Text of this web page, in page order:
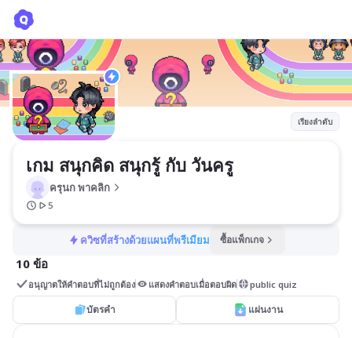
เรียงลำดับ
เกม สนุกคิด สนุกรู้ กับ วันครู
ครุนก พาคลิก
5
ควิซที่สร้างด้วยแผนที่พรีเมียม ซื้อแพ็กเกจ
10 ข้อ
อนุญาตให้คำตอบที่ไม่ถูกต้อง แสดงคำตอบเมื่อตอบผิด public quiz
บัตรคำ แผ่นงาน